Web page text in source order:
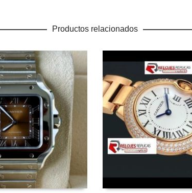
Productos relacionados